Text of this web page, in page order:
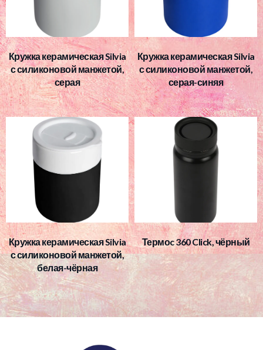
Кружка керамическая Silvia
с силиконовой манжетой,
серая
Кружка керамическая Silvia
с силиконовой манжетой,
серая-синяя
Кружка керамическая Silvia
с силиконовой манжетой,
белая-чёрная
Термоc 360 Click, чёрный